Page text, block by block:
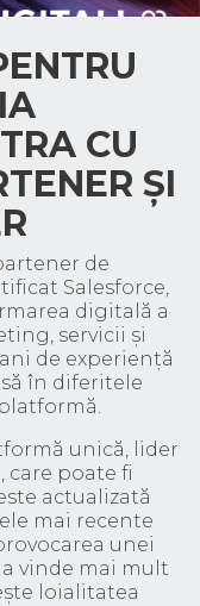
CU
ȘI
de
Salesforce,
digitală a
servicii și
de experiență
în diferitele
unică, lider
care poate fi
actualizată
mai recente
unei
vinde mai mult
loialitatea